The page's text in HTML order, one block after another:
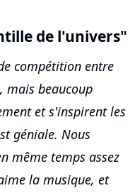
de l'univers"
compétition entre
mais beaucoup
et s'inspirent les
géniale. Nous
même temps assez
la musique, et